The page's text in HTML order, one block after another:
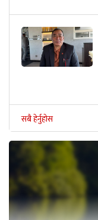
सबै हेर्नुहोस